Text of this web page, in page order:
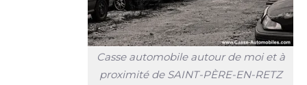
Casse automobile autour de moi et à
proximité de SAINT-PÈRE-EN-RETZ